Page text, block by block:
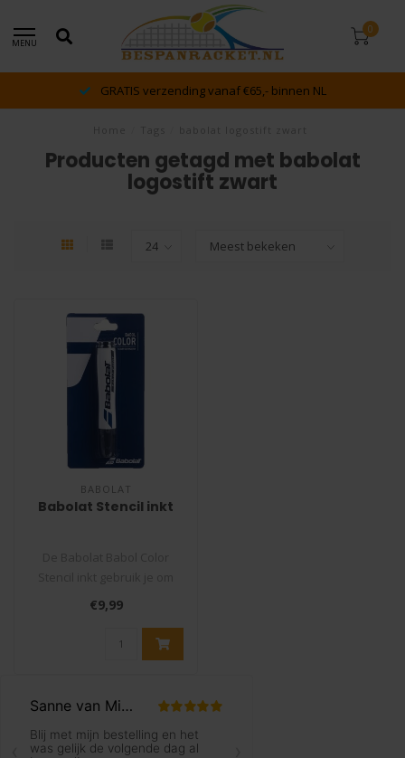
MENU
0
GRATIS verzending vanaf €65,- binnen NL
Producten getagd met babolat
logostift zwart
BABOLAT
Babolat Stencil inkt
het logo van het tennismerk
of..
€9,99